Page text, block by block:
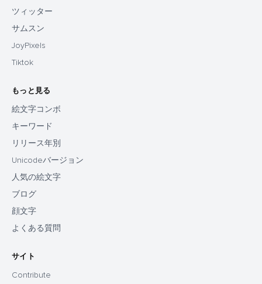
ツィッター
サムスン
JoyPixels
Tiktok
もっと見る
絵文字コンボ
キーワード
リリース年別
Unicodeバージョン
人気の絵文字
ブログ
顔文字
よくある質問
サイト
Contribute